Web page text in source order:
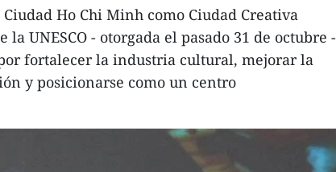
Ho Chi Minh como Ciudad Creativa
UNESCO - otorgada el pasado 31 de octubre -
fortalecer la industria cultural, mejorar la
y posicionarse como un centro